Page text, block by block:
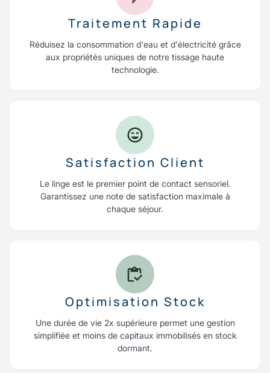
Traitement Rapide
Réduisez la consommation d'eau et d'électricité grâce
aux propriétés uniques de notre tissage haute
technologie.
Satisfaction Client
Le linge est le premier point de contact sensoriel.
Garantissez une note de satisfaction maximale à
chaque séjour.
Optimisation Stock
Une durée de vie 2x supérieure permet une gestion
simplifiée et moins de capitaux immobilisés en stock
dormant.